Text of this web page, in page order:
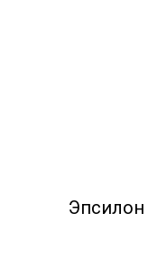
Эпсилон